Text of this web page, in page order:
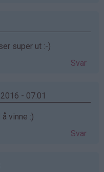
super ut :-)
Svar
- 07:01
vinne :)
Svar